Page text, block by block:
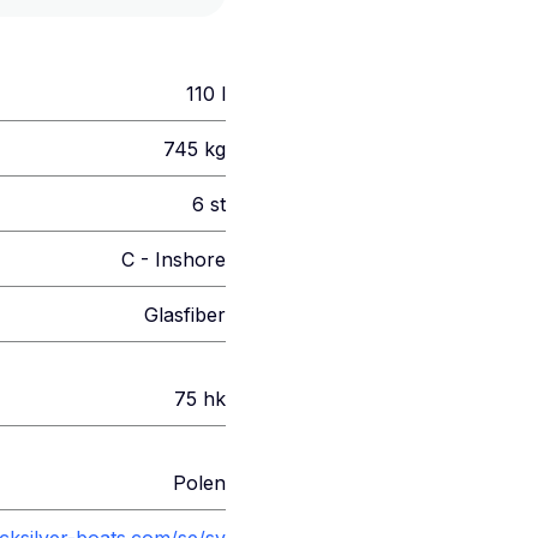
110 l
745 kg
6 st
C - Inshore
Glasfiber
75 hk
Polen